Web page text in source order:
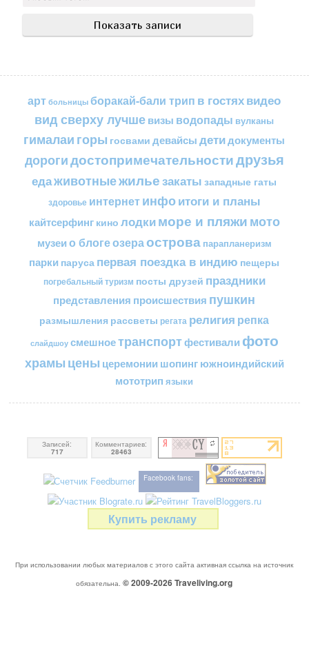
арт больницы боракай-бали трип в гостяхвидео
вид сверху лучшевизы водопады вулканы
гималаи горы госвами девайсы детидокументы
дорогидостопримечательностидрузья
едаживотныежильезакаты западные гаты
здоровье интернетинфоитоги и планы
кайтсерфинг кино лодкиморе и пляжимото
музеи о блогеозераострова парапланеризм
парки паруса первая поездка в индию пещеры
погребальный туризм посты друзей праздники
представления происшествия пушкин
размышления рассветы регата религия репка
слайдшоу смешноетранспортфестивали фото
храмы цены церемонии шопингюжноиндийский
мототрип языки
Записей:
717
Комментариев:
28463
Facebook fans:
Купить рекламу
При использовании любых материалов с этого сайта активная ссылка на источник
обязательна. © 2009-2026Traveliving.org